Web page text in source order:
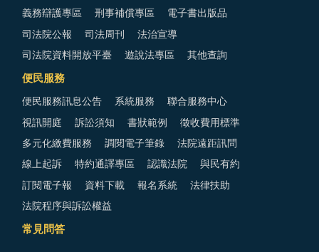
義務辯護專區 刑事補償專區 電子書出版品
司法院公報 司法周刊 法治宣導
司法院資料開放平臺 遊說法專區 其他查詢
便民服務
便民服務訊息公告 系統服務 聯合服務中心
視訊開庭 訴訟須知 書狀範例 徵收費用標準
多元化繳費服務 調閱電子筆錄 法院遠距訊問
線上起訴 特約通譯專區 認識法院 與民有約
訂閱電子報 資料下載 報名系統 法律扶助
法院程序與訴訟權益
常見問答